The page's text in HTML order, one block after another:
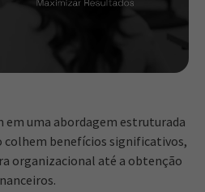
em uma abordagem estruturada
colhem benefícios significativos,
organizacional até a obtenção